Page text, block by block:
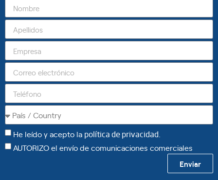
He leído y acepto la política de privacidad
AUTORIZO el envío de comunicaciones comerciales
Enviar